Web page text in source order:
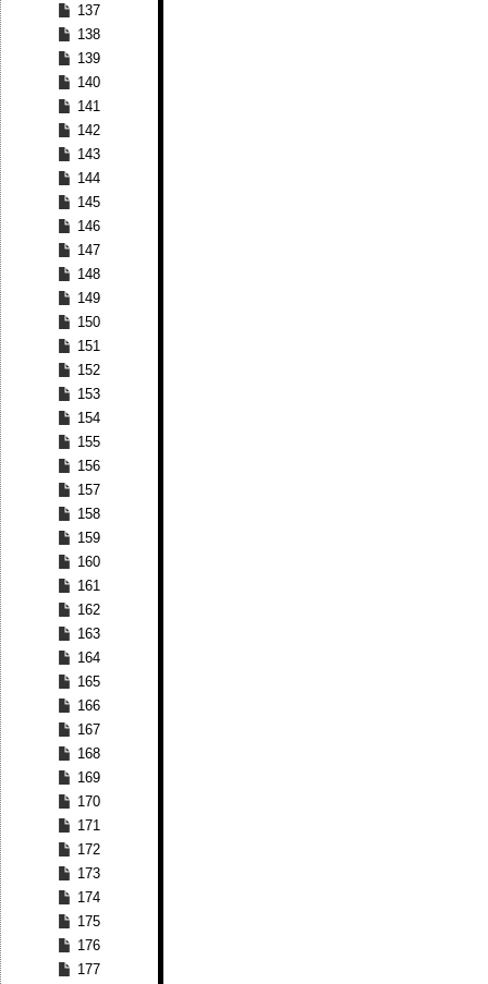
137
138
139
140
141
142
143
144
145
146
147
148
149
150
151
152
153
154
155
156
157
158
159
160
161
162
163
164
165
166
167
168
169
170
171
172
173
174
175
176
177